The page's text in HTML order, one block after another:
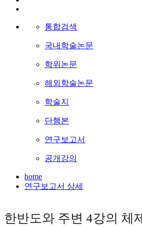
통합검색
국내학술논문
학위논문
해외학술논문
학술지
단행본
연구보고서
공개강의
home
연구보고서 상세
한반도와 주변 4강의 체제